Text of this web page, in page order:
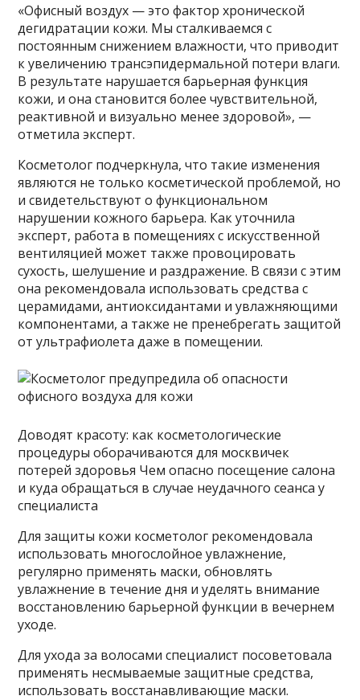
«Офисный воздух — это фактор хронической
дегидратации кожи. Мы сталкиваемся с
постоянным снижением влажности, что приводит
к увеличению трансэпидермальной потери влаги.
В результате нарушается барьерная функция
кожи, и она становится более чувствительной,
реактивной и визуально менее здоровой», —
отметила эксперт.
Косметолог подчеркнула, что такие изменения
являются не только косметической проблемой, но
и свидетельствуют о функциональном
нарушении кожного барьера. Как уточнила
эксперт, работа в помещениях с искусственной
вентиляцией может также провоцировать
сухость, шелушение и раздражение. В связи с этим
она рекомендовала использовать средства с
церамидами, антиоксидантами и увлажняющими
компонентами, а также не пренебрегать защитой
от ультрафиолета даже в помещении.
Доводят красоту: как косметологические
процедуры оборачиваются для москвичек
потерей здоровья Чем опасно посещение салона
и куда обращаться в случае неудачного сеанса у
специалиста
Для защиты кожи косметолог рекомендовала
использовать многослойное увлажнение,
регулярно применять маски, обновлять
увлажнение в течение дня и уделять внимание
восстановлению барьерной функции в вечернем
уходе.
Для ухода за волосами специалист посоветовала
применять несмываемые защитные средства,
использовать восстанавливающие маски.